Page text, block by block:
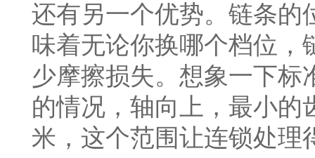
还有另一个优势。链条的
味着无论你换哪个档位，
少摩擦损失。想象一下标
的情况，轴向上，最小的
米，这个范围让连锁处理